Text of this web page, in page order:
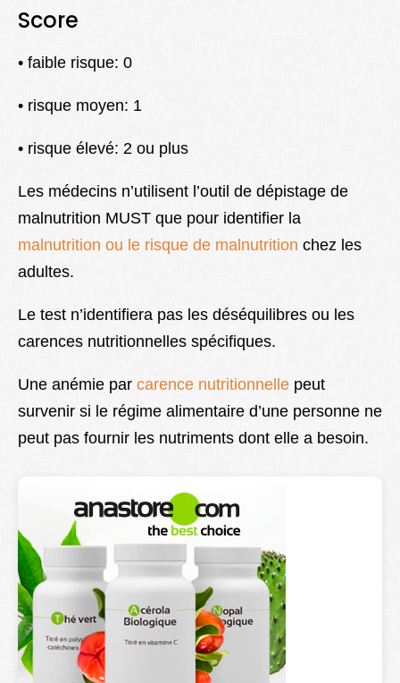
Score
• faible risque: 0
• risque moyen: 1
• risque élevé: 2 ou plus
Les médecins n’utilisent l’outil de dépistage de
malnutrition MUST que pour identifier la
malnutrition ou le risque de malnutrition chez les
adultes.
Le test n’identifiera pas les déséquilibres ou les
carences nutritionnelles spécifiques.
Une anémie par carence nutritionnelle peut
survenir si le régime alimentaire d’une personne ne
peut pas fournir les nutriments dont elle a besoin.